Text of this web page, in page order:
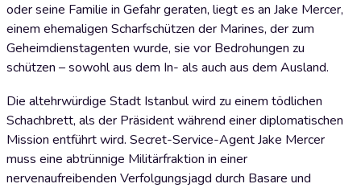
oder seine Familie in Gefahr geraten, liegt es an Jake Mercer,
einem ehemaligen Scharfschützen der Marines, der zum
Geheimdienstagenten wurde, sie vor Bedrohungen zu
schützen – sowohl aus dem In- als auch aus dem Ausland.
Die altehrwürdige Stadt Istanbul wird zu einem tödlichen
Schachbrett, als der Präsident während einer diplomatischen
Mission entführt wird. Secret-Service-Agent Jake Mercer
muss eine abtrünnige Militärfraktion in einer
nervenaufreibenden Verfolgungsjagd durch Basare und